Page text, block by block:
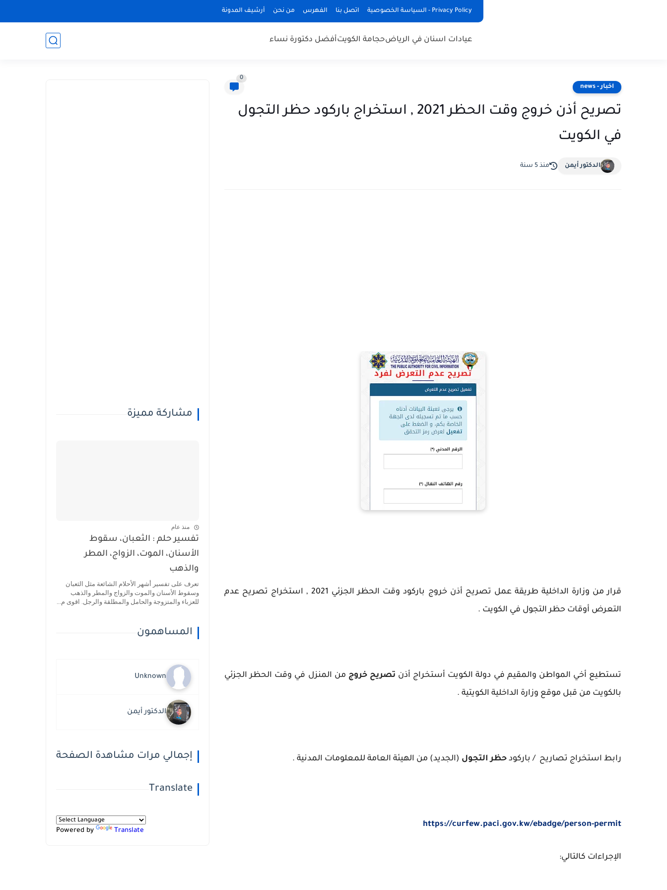
Privacy Policy - السياسة الخصوصية اتصل بنا الفهرس من نحن أرشيف المدونة
عيادات اسنان في الرياضحجامة الكويتأفضل دكتورة نساء
اخبار - news
0
تصريح أذن خروج وقت الحظر 2021 , استخراج باركود حظر التجول
في الكويت
الدكتور أيمن منذ 5 سنة
قرار من وزارة الداخلية طريقة عمل تصريح أذن خروج باركود وقت الحظر الجزئي 2021 , استخراج تصريح عدم
التعرض أوقات حظر التجول في الكويت .
تستطيع أخي المواطن والمقيم في دولة الكويت أستخراج أذن تصريح خروج من المنزل في وقت الحظر الجزئي
بالكويت من قبل موقع وزارة الداخلية الكويتية .
رابط استخراج تصاريح / باركود حظر التجول (الجديد) من الهيئة العامة للمعلومات المدنية .
https://curfew.paci.gov.kw/ebadge/person-permit
الإجراءات كالتالي:
مشاركة مميزة
منذ عام
تفسير حلم : الثعبان، سقوط
الأسنان، الموت، الزواج، المطر
والذهب
تعرف على تفسير أشهر الأحلام الشائعة مثل الثعبان
وسقوط الأسنان والموت والزواج والمطر والذهب
للعزباء والمتزوجة والحامل والمطلقة والرجل. اقوى م...
المساهمون
Unknown
الدكتور أيمن
إجمالي مرات مشاهدة الصفحة
Translate
Powered by Translate